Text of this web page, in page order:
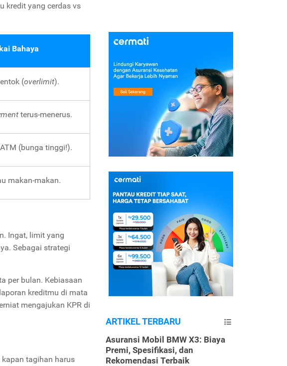
kredit yang cerdas vs
Bahaya
(overlimit).
terus-menerus.
(bunga tinggi!).
makan-makan.
Ingat, limit yang
Sebagai strategi
per bulan. Kebiasaan
kreditmu di mata
mengajukan KPR di
tagihan harus
ARTIKEL TERBARU
Asuransi Mobil BMW X3: Biaya
Premi, Spesifikasi, dan
Rekomendasi Terbaik